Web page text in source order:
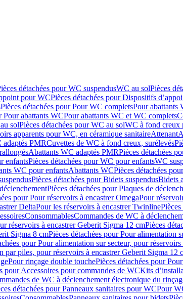
détachées pour WC suspendusWC au solPièces
pour WCPièces détachées pour Dispositifs
Pièces détachées pour Pour WC completsPour abattants
Pour abattants WCPour abattants WC et WC complets
solPièces détachées pour WC au solWC à fond creux
apparents pour WC, en céramique sanitaireAttenant
adaptés PMRCuvettes de WC à fond creux, surélevés
Abattants WC adaptés PMRPièces détachées
enfantsPièces détachées pour WC pour enfantsWC
WC pour enfantsAbattants WCPièces détachées
Pièces détachées pour Bidets suspendusBidets
Pièces détachées pour Plaques de
pour Pour réservoirs à encastrer OmegaPour
DeltaPour les réservoirs à encastrer Twinline
ConsommablesCommandes de WC à
réservoirs à encastrer Geberit Sigma 12 cmPièces
Sigma 8 cmPièces détachées pour Pour alimentation
pour Pour alimentation sur secteur, pour
par piles, pour réservoirs à encastrer Geberit Sigma 12
Pour rinçage double touchePièces détachées pour
pour Accessoires pour commandes de WCKits
de WC à déclenchement électronique du
détachées pour Panneaux sanitaires pour WCPour